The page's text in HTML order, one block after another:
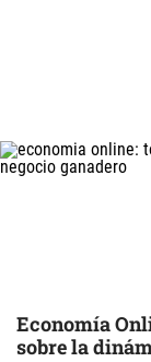
Economía
sobre la